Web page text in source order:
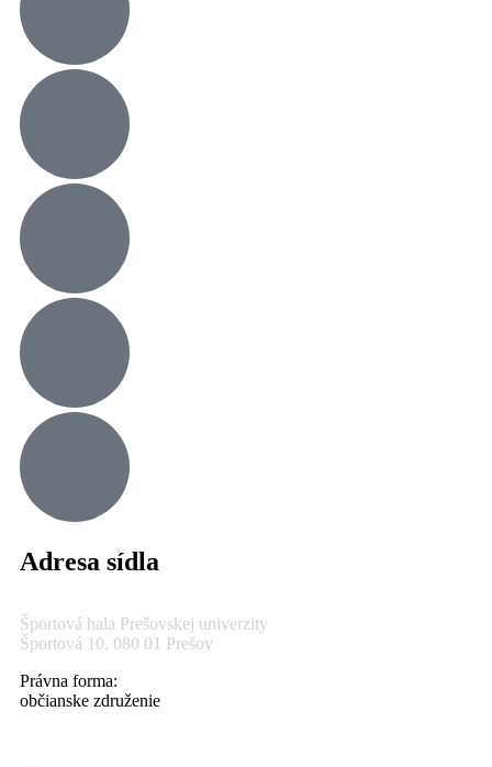
Adresa sídla
Športová hala Prešovskej univerzity
Športová 10, 080 01 Prešov
Právna forma:
občianske združenie